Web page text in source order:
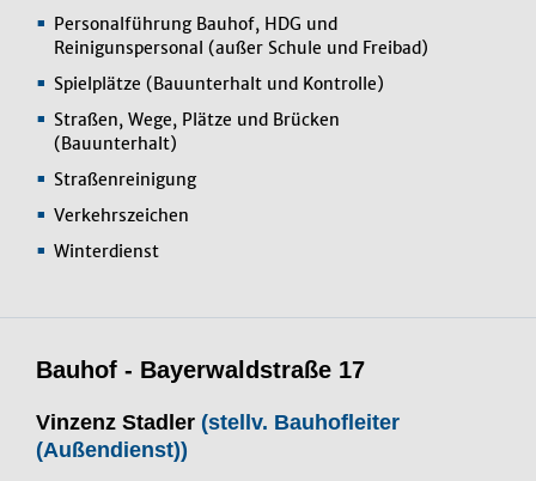
Personalführung Bauhof, HDG und
Reinigunspersonal (außer Schule und Freibad)
Spielplätze (Bauunterhalt und Kontrolle)
Straßen, Wege, Plätze und Brücken
(Bauunterhalt)
Straßenreinigung
Verkehrszeichen
Winterdienst
Bauhof - Bayerwaldstraße 17
Vinzenz Stadler (stellv. Bauhofleiter
(Außendienst))